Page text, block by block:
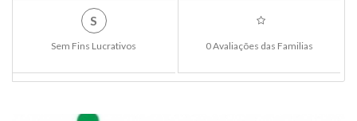
S
Sem Fins Lucrativos 0 Avaliações das Familias